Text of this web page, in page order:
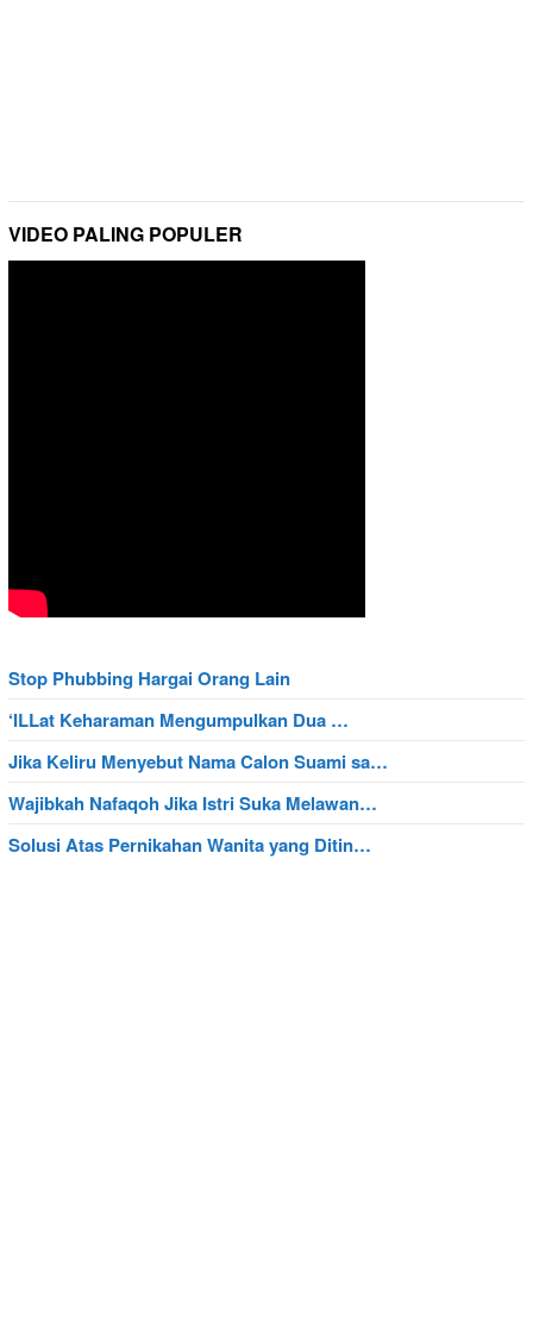
VIDEO PALING POPULER
Stop Phubbing Hargai Orang Lain
‘ILLat Keharaman Mengumpulkan Dua …
Jika Keliru Menyebut Nama Calon Suami sa…
Wajibkah Nafaqoh Jika Istri Suka Melawan…
Solusi Atas Pernikahan Wanita yang Ditin…